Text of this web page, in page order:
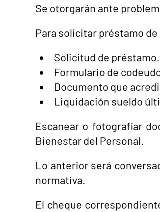
Se otorgarán ante
Para solicitar préstamo
Solicitud de préstamo.
Formulario de
Documento que
Liquidación sueldo
Escanear o fotografiar
Bienestar del Personal.
Lo anterior será
normativa.
El cheque